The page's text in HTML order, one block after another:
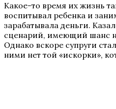
Какое-то время их жизнь
воспитывал ребенка и
зарабатывала деньги.
сценарий, имеющий шанс
Однако вскоре супруги
ними нет той «искорки»,